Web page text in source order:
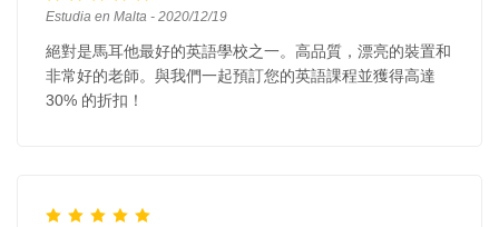
Estudia en Malta - 2020/12/19
絕對是馬耳他最好的英語學校之一。高品質，漂亮的裝置和
非常好的老師。與我們一起預訂您的英語課程並獲得高達
30% 的折扣！